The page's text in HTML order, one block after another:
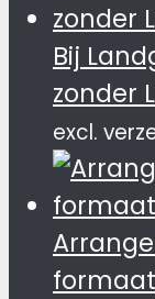
Bij
zonder
excl.